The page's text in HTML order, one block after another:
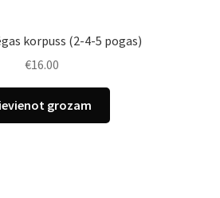
korpuss (2-4-5 pogas)
€16.00
grozam